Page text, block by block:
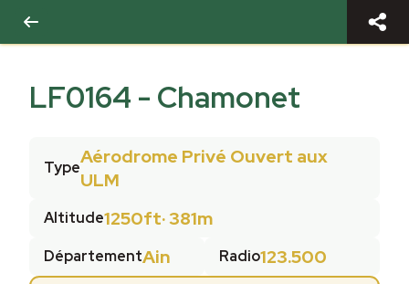
LF0164 - Chamonet
TypeAérodrome Privé Ouvert aux
ULM
Altitude1250ft·381m
DépartementAin Radio123.500